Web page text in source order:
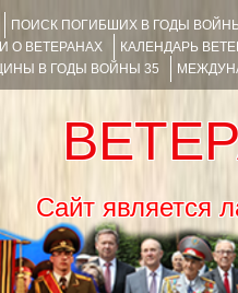
ПОИСК ПОГИБШИХ В ГОДЫ
О ВЕТЕРАНАХ КАЛЕНДАРЬ
В ГОДЫ ВОЙНЫ 35
Сайт